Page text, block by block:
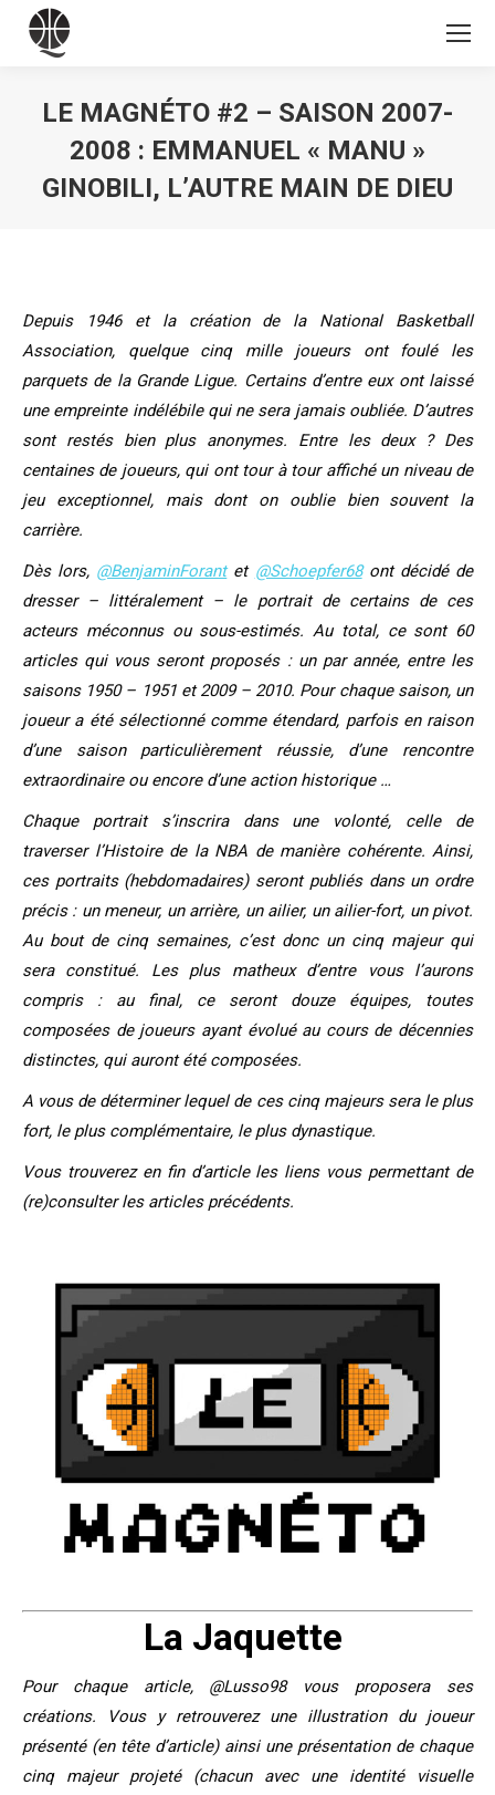
LE MAGNÉTO #2 – SAISON 2007-
2008 : EMMANUEL « MANU »
GINOBILI, L’AUTRE MAIN DE DIEU
Depuis 1946 et la création de la National Basketball
Association, quelque cinq mille joueurs ont foulé les
parquets de la Grande Ligue. Certains d’entre eux ont laissé
une empreinte indélébile qui ne sera jamais oubliée. D’autres
sont restés bien plus anonymes. Entre les deux ? Des
centaines de joueurs, qui ont tour à tour affiché un niveau de
jeu exceptionnel, mais dont on oublie bien souvent la
carrière.
Dès lors, @BenjaminForantet @Schoepfer68ont décidé de
dresser – littéralement – le portrait de certains de ces
acteurs méconnus ou sous-estimés. Au total, ce sont 60
articles qui vous seront proposés : un par année, entre les
saisons 1950 – 1951 et 2009 – 2010. Pour chaque saison, un
joueur a été sélectionné comme étendard, parfois en raison
d’une saison particulièrement réussie, d’une rencontre
extraordinaire ou encore d’une action historique …
Chaque portrait s’inscrira dans une volonté, celle de
traverser l’Histoire de la NBA de manière cohérente. Ainsi,
ces portraits (hebdomadaires) seront publiés dans un ordre
précis : un meneur, un arrière, un ailier, un ailier-fort, un pivot.
Au bout de cinq semaines, c’est donc un cinq majeur qui
sera constitué. Les plus matheux d’entre vous l’aurons
compris : au final, ce seront douze équipes, toutes
composées de joueurs ayant évolué au cours de décennies
distinctes, qui auront été composées.
A vous de déterminer lequel de ces cinq majeurs sera le plus
fort, le plus complémentaire, le plus dynastique.
Vous trouverez en fin d’article les liens vous permettant de
(re)consulter les articles précédents.
La Jaquette
Pour chaque article, @Lusso98 vous proposera ses
créations. Vous y retrouverez une illustration du joueur
présenté (en tête d’article) ainsi une présentation de chaque
cinq majeur projeté (chacun avec une identité visuelle